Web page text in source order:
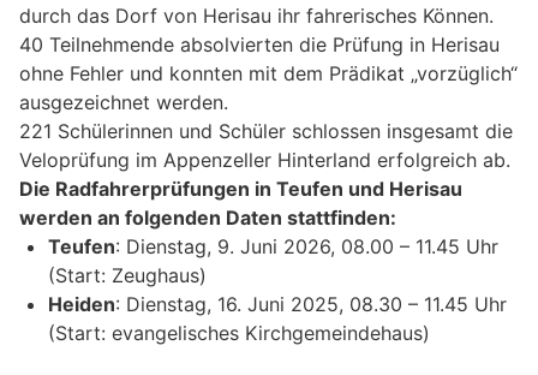
durch das Dorf von Herisau ihr fahrerisches Können.
40 Teilnehmende absolvierten die Prüfung in Herisau
ohne Fehler und konnten mit dem Prädikat „vorzüglich“
ausgezeichnet werden.
221 Schülerinnen und Schüler schlossen insgesamt die
Veloprüfung im Appenzeller Hinterland erfolgreich ab.
Die Radfahrerprüfungen in Teufen und Herisau
werden an folgenden Daten stattfinden:
Teufen: Dienstag, 9. Juni 2026, 08.00 – 11.45 Uhr
(Start: Zeughaus)
Heiden: Dienstag, 16. Juni 2025, 08.30 – 11.45 Uhr
(Start: evangelisches Kirchgemeindehaus)